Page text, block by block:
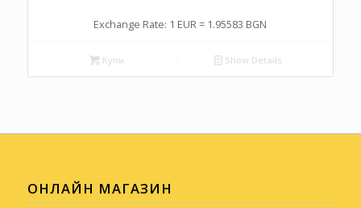
Exchange Rate: 1 EUR = 1.95583 BGN
Купи Show Details
ОНЛАЙН МАГАЗИН